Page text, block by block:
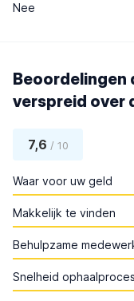
Nee
Beoordelingen
verspreid over
7,6 / 10
Waar voor uw geld
Makkelijk te vinden
Behulpzame
Snelheid ophaalproces